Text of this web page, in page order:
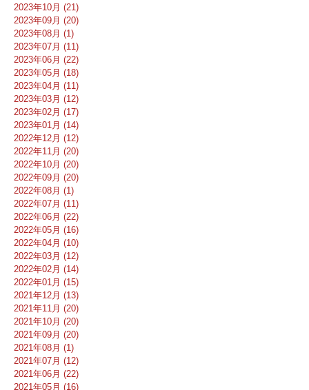
2023年10月 (21)
2023年09月 (20)
2023年08月 (1)
2023年07月 (11)
2023年06月 (22)
2023年05月 (18)
2023年04月 (11)
2023年03月 (12)
2023年02月 (17)
2023年01月 (14)
2022年12月 (12)
2022年11月 (20)
2022年10月 (20)
2022年09月 (20)
2022年08月 (1)
2022年07月 (11)
2022年06月 (22)
2022年05月 (16)
2022年04月 (10)
2022年03月 (12)
2022年02月 (14)
2022年01月 (15)
2021年12月 (13)
2021年11月 (20)
2021年10月 (20)
2021年09月 (20)
2021年08月 (1)
2021年07月 (12)
2021年06月 (22)
2021年05月 (16)